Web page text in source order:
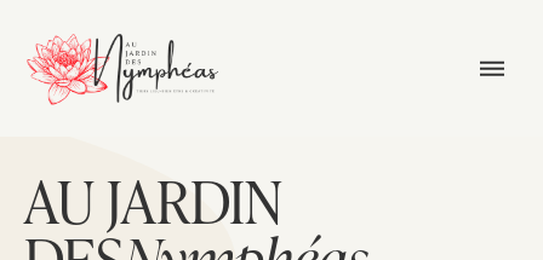
AU JARDIN